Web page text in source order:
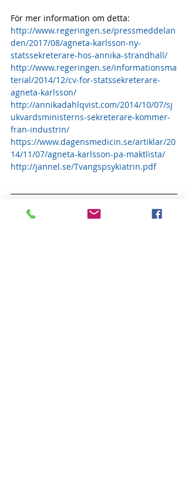
För mer information om detta:
http://www.regeringen.se/pressmeddelan
den/2017/08/agneta-karlsson-ny-
statssekreterare-hos-annika-strandhall/
http://www.regeringen.se/informationsma
terial/2014/12/cv-for-statssekreterare-
agneta-karlsson/
http://annikadahlqvist.com/2014/10/07/sj
ukvardsministerns-sekreterare-kommer-
fran-industrin/
https://www.dagensmedicin.se/artiklar/20
14/11/07/agneta-karlsson-pa-maktlista/
http://jannel.se/Tvangspsykiatrin.pdf
Kommittén för Mänskliga Rättigheter
grundades 1969 i USA av Scientologi-